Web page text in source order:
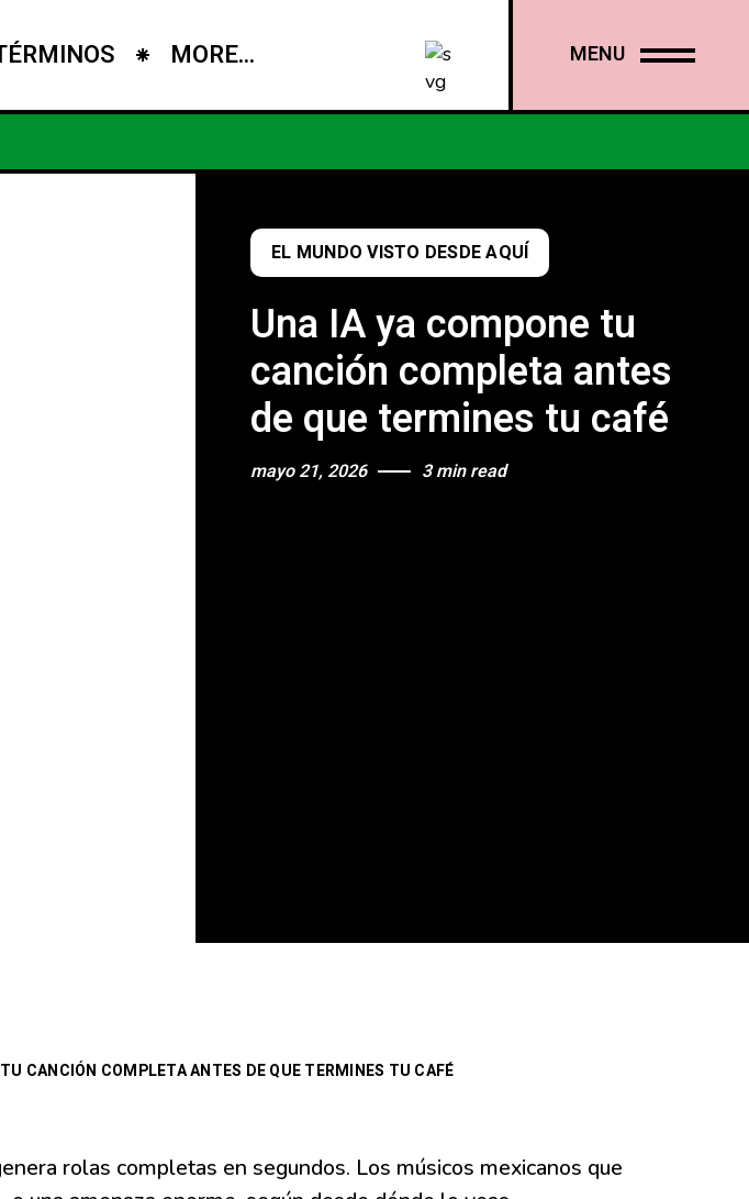
MORE... MENU
EL MUNDO VISTO DESDE AQUÍ
Una IA ya compone tu
canción completa antes
de que termines tu café
mayo 21, 2026 3 min read
CANCIÓN COMPLETA ANTES DE QUE TERMINES TU CAFÉ
rolas completas en segundos. Los músicos mexicanos que